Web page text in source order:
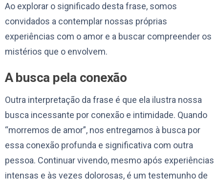
Ao explorar o significado desta frase, somos
convidados a contemplar nossas próprias
experiências com o amor e a buscar compreender os
mistérios que o envolvem.
A busca pela conexão
Outra interpretação da frase é que ela ilustra nossa
busca incessante por conexão e intimidade. Quando
“morremos de amor”, nos entregamos à busca por
essa conexão profunda e significativa com outra
pessoa. Continuar vivendo, mesmo após experiências
intensas e às vezes dolorosas, é um testemunho de